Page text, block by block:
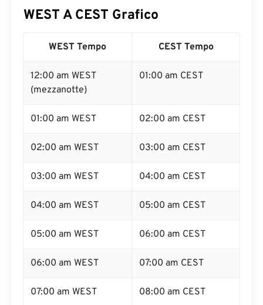
WEST A CEST Grafico
WEST Tempo CEST Tempo
12:00 am WEST
(mezzanotte)
01:00 am CEST
01:00 am WEST 02:00 am CEST
02:00 am WEST 03:00 am CEST
03:00 am WEST 04:00 am CEST
04:00 am WEST 05:00 am CEST
05:00 am WEST 06:00 am CEST
06:00 am WEST 07:00 am CEST
07:00 am WEST 08:00 am CEST